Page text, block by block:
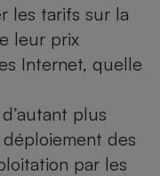
les tarifs sur la
leur prix
Internet, quelle
plus
des
par les